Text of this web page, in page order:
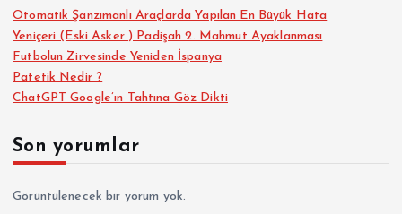
Otomatik Şanzımanlı Araçlarda Yapılan En Büyük Hata
Yeniçeri (Eski Asker ) Padişah 2. Mahmut Ayaklanması
Futbolun Zirvesinde Yeniden İspanya
Patetik Nedir ?
ChatGPT Google’ın Tahtına Göz Dikti
Son yorumlar
Görüntülenecek bir yorum yok.